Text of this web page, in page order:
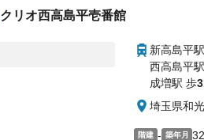
【周辺環境】
■ちょっとしたお買い物
店」徒歩約5分
■「大島公園」徒歩約2分
内覧は10:0018:00まで可
クリオ西高島平壱番館
新高島平
西高島平
成増駅 歩
埼玉県和
階建 - 築年月